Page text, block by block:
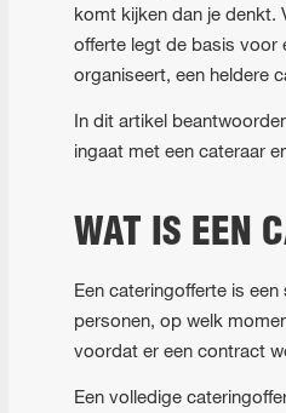
komt kijken dan je denkt.
offerte legt de basis voor
organiseert, een heldere
In dit artikel
ingaat met een cateraar
WAT IS EEN
Een cateringofferte is
personen, op welk
voordat er een contract
Een volledige